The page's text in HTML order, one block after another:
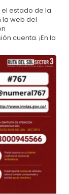
estado de la
la web del
cuenta. ¡En la